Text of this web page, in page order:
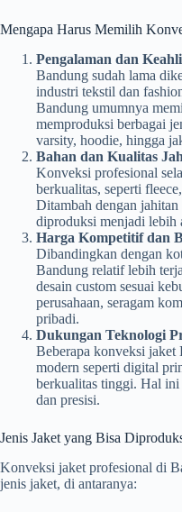
Mengapa Harus Memilih
Pengalaman dan
Bandung sudah lama
industri tekstil dan
Bandung umumnya
memproduksi berbagai
varsity, hoodie, hingga
Bahan dan Kualitas
Konveksi profesional
berkualitas, seperti
Ditambah dengan
diproduksi menjadi lebih
Harga Kompetitif dan
Dibandingkan dengan
Bandung relatif lebih
desain custom sesuai
perusahaan, seragam
pribadi.
Dukungan Teknologi
Beberapa konveksi jaket
modern seperti digital
berkualitas tinggi. Hal
dan presisi.
Jenis Jaket yang Bisa
Konveksi jaket profesional di
jenis jaket, di antaranya: